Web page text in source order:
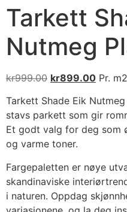
Tarkett
Nutmeg
kr999.00 kr899.00 Pr. m2
Tarkett Shade Eik
stavs parkett som gir
Et godt valg for deg som
og varme toner.
Fargepaletten er nøye
skandinaviske
i naturen. Oppdag